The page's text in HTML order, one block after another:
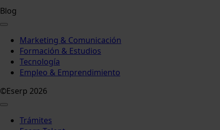
Blog
Marketing & Comunicación
Formación & Estudios
Tecnología
Empleo & Emprendimiento
©Eserp 2026
Trámites